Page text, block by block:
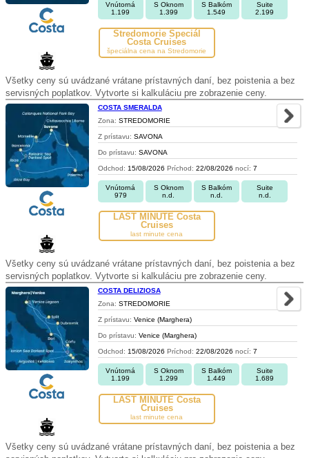
Vnútorná
1.199
S Oknom
1.399
S Balkóm
1.549
Suite
2.199
Stredomorie Špeciál
Costa Cruises
špeciálna cena na Stredomorie
Všetky ceny sú uvádzané vrátane prístavných daní, bez poistenia a bez
servisných poplatkov. Vytvorte si kalkuláciu pre zobrazenie ceny.
COSTA SMERALDA
Zona: STREDOMORIE
Z prístavu: SAVONA
Do prístavu: SAVONA
Odchod: 15/08/2026 Príchod: 22/08/2026 nocí: 7
Vnútorná
979
S Oknom
n.d.
S Balkóm
n.d.
Suite
n.d.
LAST MINUTE Costa
Cruises
last minute cena
Všetky ceny sú uvádzané vrátane prístavných daní, bez poistenia a bez
servisných poplatkov. Vytvorte si kalkuláciu pre zobrazenie ceny.
COSTA DELIZIOSA
Zona: STREDOMORIE
Z prístavu: Venice (Marghera)
Do prístavu: Venice (Marghera)
Odchod: 15/08/2026 Príchod: 22/08/2026 nocí: 7
Vnútorná
1.199
S Oknom
1.299
S Balkóm
1.449
Suite
1.689
LAST MINUTE Costa
Cruises
last minute cena
Všetky ceny sú uvádzané vrátane prístavných daní, bez poistenia a bez